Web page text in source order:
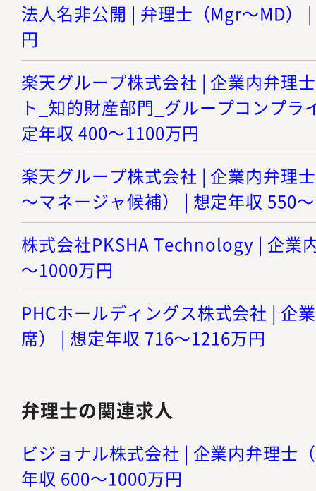
法人名非公開 | 弁理士（Mgr～MD）
円
楽天グループ株式会社 | 企業内弁理
ト_知的財産部門_グループコンプラ
定年収 400～1100万円
楽天グループ株式会社 | 企業内弁理
～マネージャ候補） | 想定年収 550
株式会社PKSHA Technology | 企業
～1000万円
PHCホールディングス株式会社 | 企
席） | 想定年収 716～1216万円
弁理士の関連求人
ビジョナル株式会社 | 企業内弁理士
年収 600～1000万円